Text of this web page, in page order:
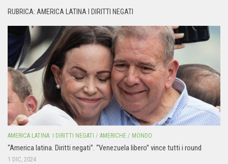
RUBRICA: AMERICA LATINA I DIRITTI NEGATI
AMERICA LATINA: I DIRITTI NEGATI / AMERICHE / MONDO
“America latina. Diritti negati”. “Venezuela libero” vince tutti i round
1 DIC, 2024